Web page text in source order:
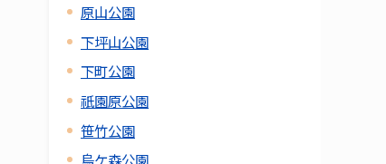
原山公園
下坪山公園
下町公園
祇園原公園
笹竹公園
烏ケ森公園